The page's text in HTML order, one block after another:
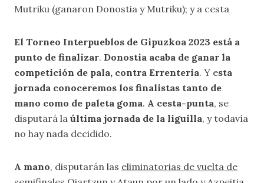
Mutriku (ganaron Donostia y Mutriku); y a cesta
El Torneo Interpueblos de Gipuzkoa 2023 está a
punto de finalizar. Donostia acaba de ganar la
competición de pala, contra Errenteria. Y esta
jornada conoceremos los finalistas tanto de
mano como de paleta goma. A cesta-punta, se
disputará la última jornada de la liguilla, y todavía
no hay nada decidido.
A mano, disputarán las eliminatorias de vuelta de